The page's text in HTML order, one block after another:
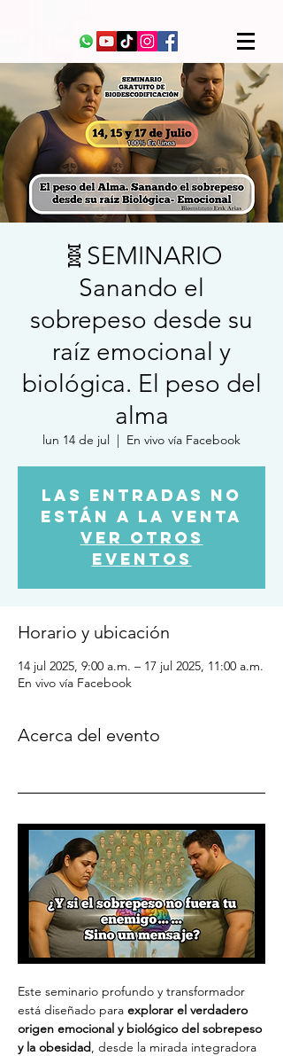
🧬SEMINARIO
Sanando el
sobrepeso desde su
raíz emocional y
biológica. El peso del
alma
lun 14 de jul
  |
En vivo vía Facebook
Las entradas no
están a la venta
Ver otros
eventos
Horario y ubicación
14 jul 2025, 9:00 a.m. – 17 jul 2025, 11:00 a.m.
En vivo vía Facebook
Acerca del evento
Este seminario profundo y transformador
está diseñado para explorar el verdadero
origen emocional y biológico del sobrepeso
y la obesidad , desde la mirada integradora